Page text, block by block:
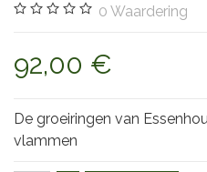
0 Waardering
92,00 €
De groeiringen van
vlammen